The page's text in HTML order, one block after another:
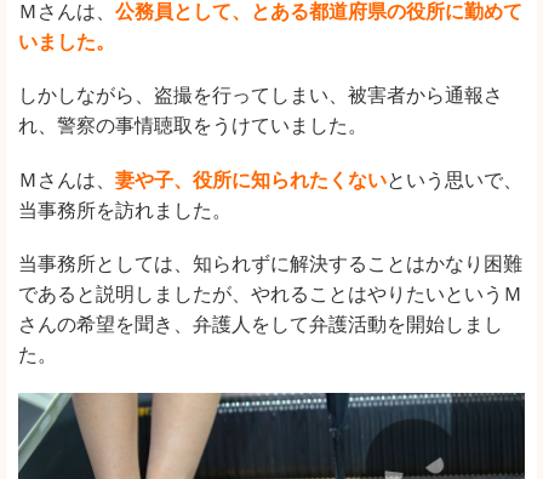
Ｍさんは、 公務員として、とある都道府県の役所に勤めて
いました。
しかしながら、盗撮を行ってしまい、被害者から通報さ
れ、警察の事情聴取をうけていました。
Ｍさんは、 妻や子、役所に知られたくないという思いで、
当事務所を訪れました。
当事務所としては、知られずに解決することはかなり困難
であると説明しましたが、やれることはやりたいというＭ
さんの希望を聞き、弁護人をして弁護活動を開始しまし
た。